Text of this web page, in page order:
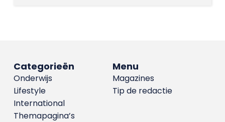
Menu
Magazines
Tip de redactie
Categorieën
Onderwijs
Lifestyle
International
Themapagina’s